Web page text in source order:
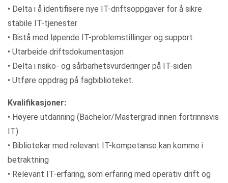
• Delta i å identifisere nye IT-driftsoppgaver for å sikre
stabile IT-tjenester
• Bistå med løpende IT-problemstillinger og support
• Utarbeide driftsdokumentasjon
• Delta i risiko- og sårbarhetsvurderinger på IT-siden
• Utføre oppdrag på fagbiblioteket.
Kvalifikasjoner:
• Høyere utdanning (Bachelor/Mastergrad innen fortrinnsvis
IT)
• Bibliotekar med relevant IT-kompetanse kan komme i
betraktning
• Relevant IT-erfaring, som erfaring med operativ drift og